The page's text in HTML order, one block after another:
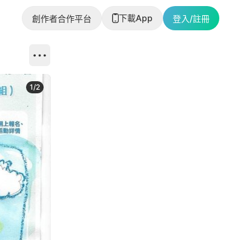
創作者合作平台 下載App 登入/註冊
1/2